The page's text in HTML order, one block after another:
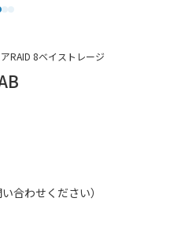
RAID 8ベイストレージ
合わせください）